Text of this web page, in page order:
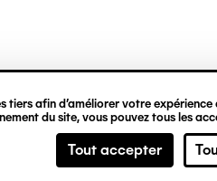
tiers afin d’améliorer votre
du site, vous pouvez tous les
Tout accepter